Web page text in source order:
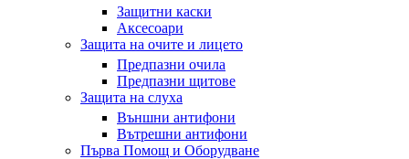
Защитни каски
Аксесоари
Защита на очите и лицето
Предпазни очила
Предпазни щитове
Защита на слуха
Външни антифони
Вътрешни антифони
Първа Помощ и Оборудване